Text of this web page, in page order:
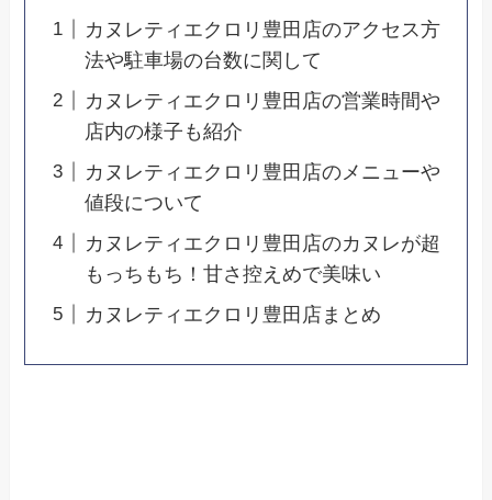
カヌレティエクロリ豊田店のアクセス方
法や駐車場の台数に関して
カヌレティエクロリ豊田店の営業時間や
店内の様子も紹介
カヌレティエクロリ豊田店のメニューや
値段について
カヌレティエクロリ豊田店のカヌレが超
もっちもち！甘さ控えめで美味い
カヌレティエクロリ豊田店まとめ